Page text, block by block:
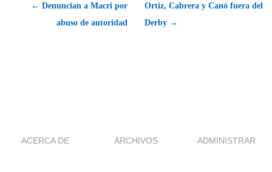
← Denuncian a Macri por
abuso de autoridad
Ortiz, Cabrera y Canó fuera del
Derby →
ACERCA DE ARCHIVOS ADMINISTRAR